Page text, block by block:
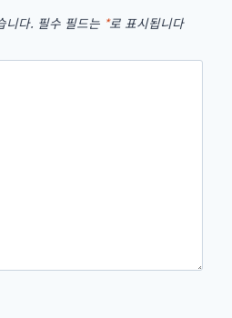
니다. 필수 필드는 *로 표시됩니다